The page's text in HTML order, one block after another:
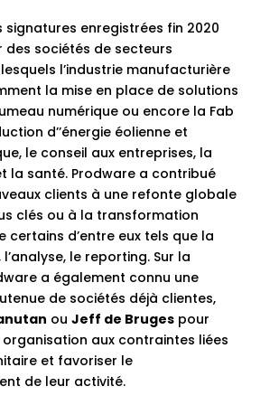
signatures enregistrées fin 2020
des sociétés de secteurs
l’industrie manufacturière
la mise en place de solutions
numérique ou encore la Fab
d’’énergie éolienne et
le conseil aux entreprises, la
la santé. Prodware a contribué
clients à une refonte globale
clés ou à la transformation
certains d’entre eux tels que la
le reporting. Sur la
a également connu une
de sociétés déjà clientes,
ou Jeff de Brugespour
aux contraintes liées
et favoriser le
de leur activité.